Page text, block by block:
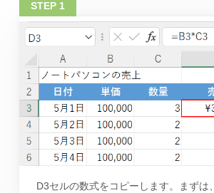
D3セルの数式をコピーします。まずは、